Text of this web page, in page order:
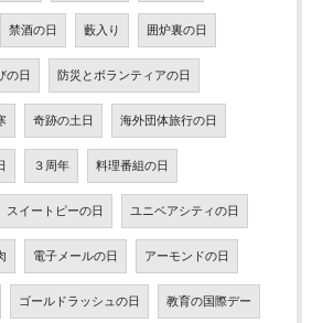
禁酒の日 藪入り 囲炉裏の日
の日 防災とボランティアの日
奇跡の土日 海外団体旅行の日
３周年 料理番組の日
スイートピーの日 ユニベアシティの日
電子メールの日 アーモンドの日
ゴールドラッシュの日 教育の国際デー